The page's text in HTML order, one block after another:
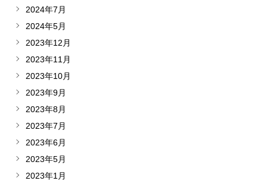
2024年7月
2024年5月
2023年12月
2023年11月
2023年10月
2023年9月
2023年8月
2023年7月
2023年6月
2023年5月
2023年1月